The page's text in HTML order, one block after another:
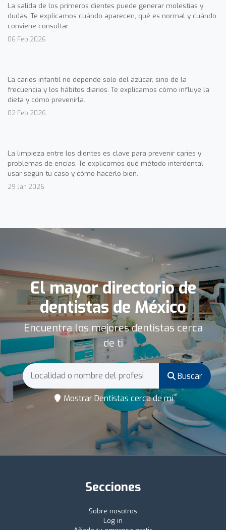
La salida de los primeros dientes puede generar molestias y
dudas. Te explicamos cuándo aparecen, qué es normal y cuándo
conviene consultar.
06 Feb 2026
La caries infantil no depende solo del azúcar, sino de la
frecuencia y los hábitos diarios. Te explicamos cómo influye la
dieta y cómo prevenirla.
02 Feb 2026
La limpieza entre los dientes es clave para prevenir caries y
problemas de encías. Te explicamos qué método interdental
usar según tu caso y cómo hacerlo bien.
29 Jan 2026
El mayor directorio de
dentistas de México
Encuentra los mejores dentistas cerca
de ti
Buscar
Mostrar Dentistas cerca de mí
Secciones
Sobre nosotros
Log in